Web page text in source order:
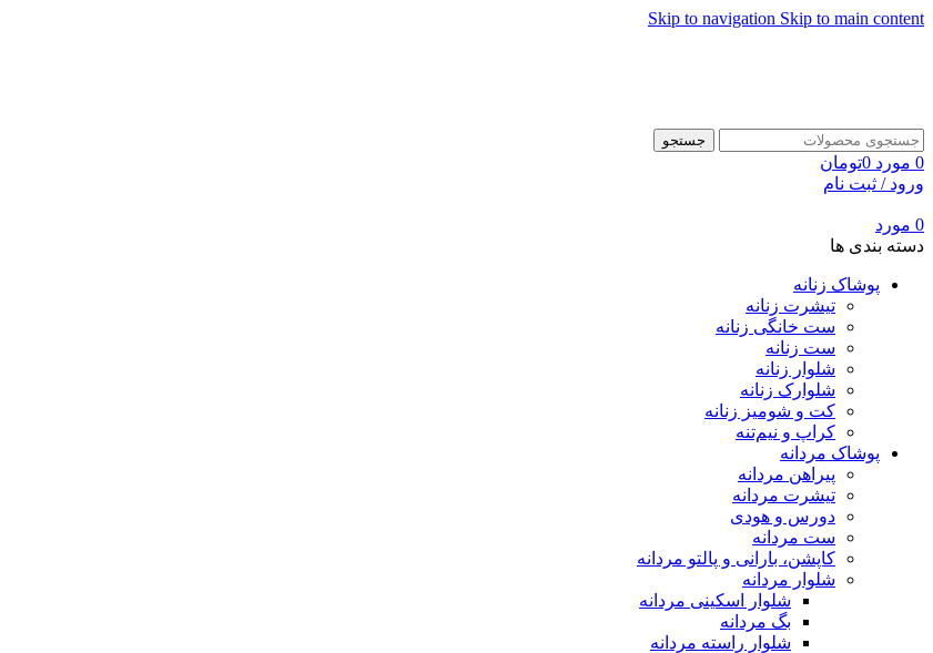
Skip to navigation Skip to main content
جستجو
0 مورد 0تومان
ورود / ثبت نام
0 مورد
دسته بندی ها
پوشاک زنانه
تیشرت زنانه
ست خانگی زنانه
ست زنانه
شلوار زنانه
شلوارک زنانه
کت و شومیز زنانه
کراپ و نیم‌تنه
پوشاک مردانه
پیراهن مردانه
تیشرت مردانه
دورس و هودی
ست مردانه
کاپشن، بارانی و پالتو مردانه
شلوار مردانه
شلوار اسکینی مردانه
بگ مردانه
شلوار راسته مردانه